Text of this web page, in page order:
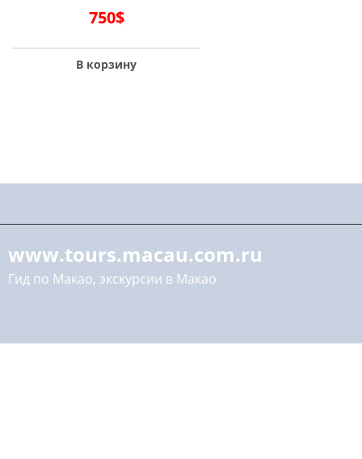
750$
В корзину
www.tours.macau.com.ru
Гид по Макао, экскурсии в Макао